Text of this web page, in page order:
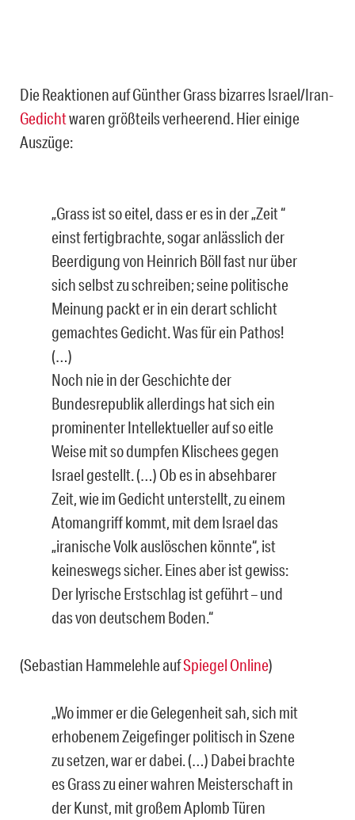
Die Reaktionen auf Günther Grass bizarres Israel/Iran-
Gedichtwaren größteils verheerend. Hier einige
Auszüge:
„Grass ist so eitel, dass er es in der „Zeit “
einst fertigbrachte, sogar anlässlich der
Beerdigung von Heinrich Böll fast nur über
sich selbst zu schreiben; seine politische
Meinung packt er in ein derart schlicht
gemachtes Gedicht. Was für ein Pathos!
(…)
Noch nie in der Geschichte der
Bundesrepublik allerdings hat sich ein
prominenter Intellektueller auf so eitle
Weise mit so dumpfen Klischees gegen
Israel gestellt. (…) Ob es in absehbarer
Zeit, wie im Gedicht unterstellt, zu einem
Atomangriff kommt, mit dem Israel das
„iranische Volk auslöschen könnte“, ist
keineswegs sicher. Eines aber ist gewiss:
Der lyrische Erstschlag ist geführt – und
das von deutschem Boden.“
(Sebastian Hammelehle aufSpiegel Online)
„Wo immer er die Gelegenheit sah, sich mit
erhobenem Zeigefinger politisch in Szene
zu setzen, war er dabei. (…) Dabei brachte
es Grass zu einer wahren Meisterschaft in
der Kunst, mit großem Aplomb Türen